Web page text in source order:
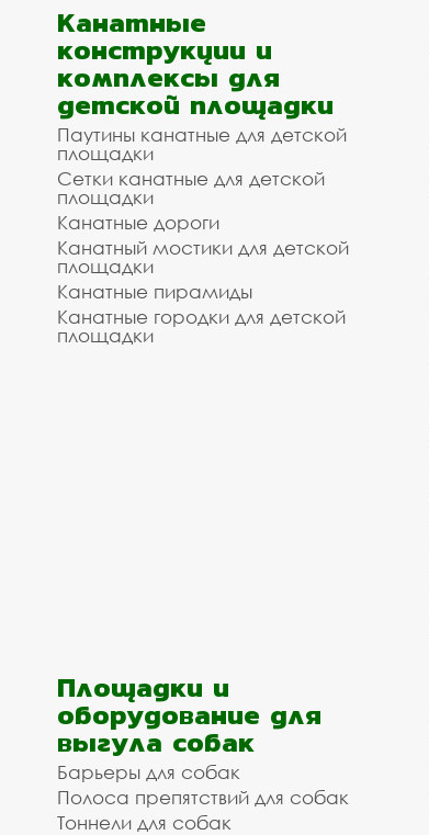
Канатные
конструкции и
комплексы для
детской площадки
Паутины канатные для детской
площадки
Сетки канатные для детской
площадки
Канатные дороги
Канатный мостики для детской
площадки
Канатные пирамиды
Канатные городки для детской
площадки
Площадки и
оборудование для
выгула собак
Барьеры для собак
Полоса препятствий для собак
Тоннели для собак